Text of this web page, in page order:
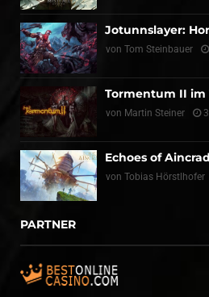
Jotunnslayer:
von Tom Steinbauer
Tormentum II im
von Martin Steiner
Echoes of
von Tobias Hörstlhofer
PARTNER